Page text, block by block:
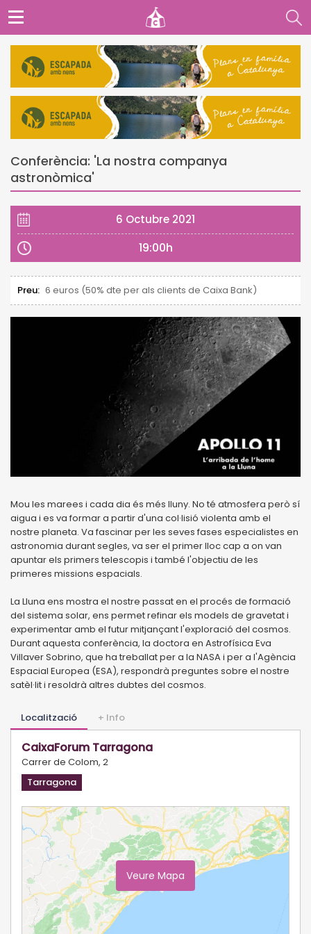
Conferència: 'La nostra companya
astronòmica'
6 Octubre 2021
19:00h
Preu: 6 euros (50% dte per als clients de Caixa Bank)
Mou les marees i cada dia és més lluny. No té atmosfera però sí
aigua i es va formar a partir d'una col·lisió violenta amb el
nostre planeta. Va fascinar per les seves fases especialistes en
astronomia durant segles, va ser el primer lloc cap a on van
apuntar els primers telescopis i també l'objectiu de les
primeres missions espacials.
La Lluna ens mostra el nostre passat en el procés de formació
del sistema solar, ens permet refinar els models de gravetat i
experimentar amb el futur mitjançant l'exploració del cosmos.
Durant aquesta conferència, la doctora en Astrofísica Eva
Villaver Sobrino, que ha treballat per a la NASA i per a l'Agència
Espacial Europea (ESA), respondrà preguntes sobre el nostre
satèl·lit i resoldrà altres dubtes del cosmos.
Localització + Info
CaixaForum Tarragona
Carrer de Colom, 2
Tarragona
Veure Mapa